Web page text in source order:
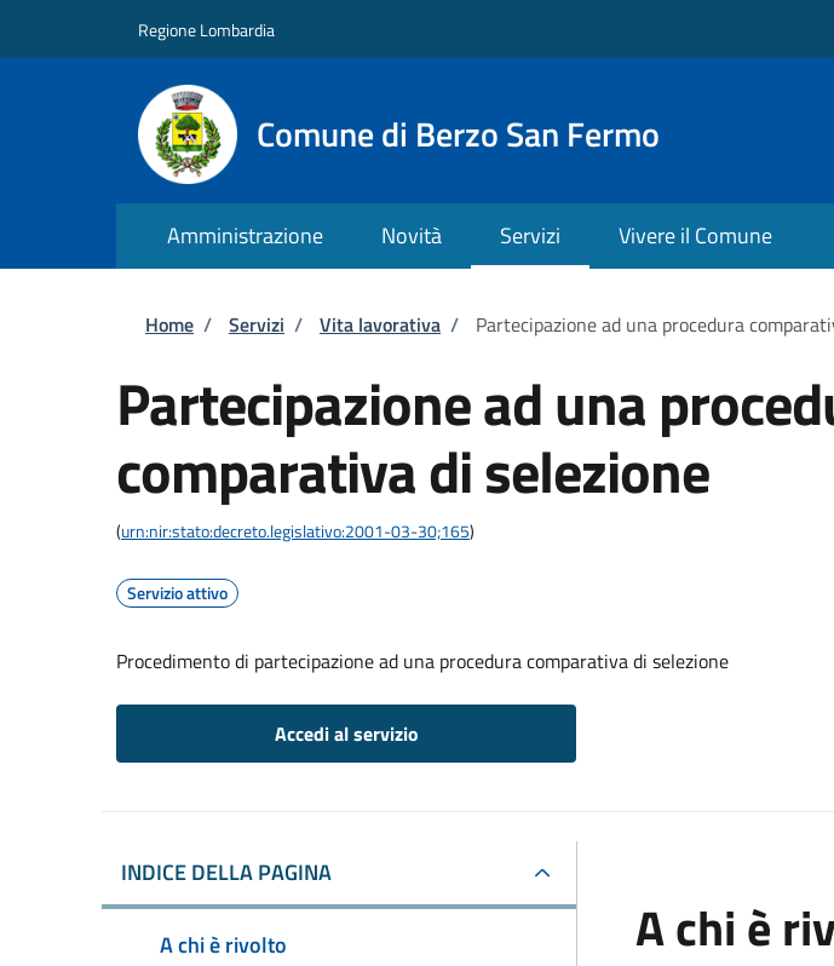
Regione Lombardia
Comune di Berzo San Fermo
Amministrazione Novità Servizi Vivere il Comune
Briciole di pane
Home / Servizi / Vita lavorativa / Partecipazione ad una procedura
Partecipazione ad una
comparativa di selezione
(urn:nir:stato:decreto.legislativo:2001-03-30;165)
Servizio attivo
Procedimento di partecipazione ad una procedura comparativa di selezione
Accedi al servizio
INDICE DELLA PAGINA
A chi è rivolto
A chi è